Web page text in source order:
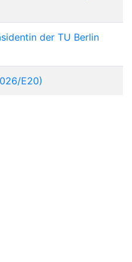
der TU Berlin
E20)